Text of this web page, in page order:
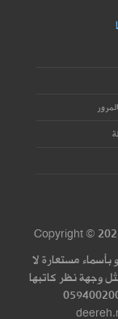
Copyright ©
بأسماء مستعارة لا
وجهة نظر كاتبها